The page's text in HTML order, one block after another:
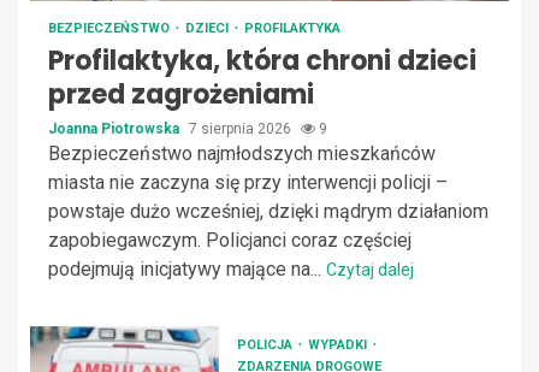
BEZPIECZEŃSTWO DZIECI PROFILAKTYKA
Profilaktyka, która chroni dzieci
przed zagrożeniami
Joanna Piotrowska 7 sierpnia 2026 9
Bezpieczeństwo najmłodszych mieszkańców
miasta nie zaczyna się przy interwencji policji –
powstaje dużo wcześniej, dzięki mądrym działaniom
zapobiegawczym. Policjanci coraz częściej
podejmują inicjatywy mające na... Czytaj dalej
POLICJA
WYPADKI
ZDARZENIA DROGOWE